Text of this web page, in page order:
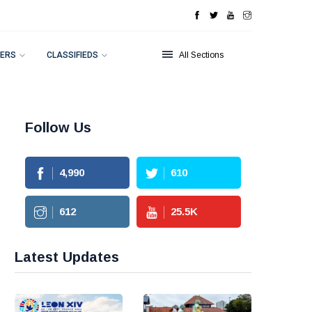
CLASSIFIEDS All Sections
Follow Us
4,990 610
612 25.5K
Latest Updates